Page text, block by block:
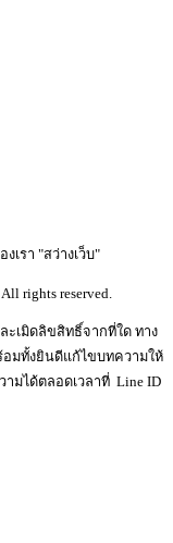
เรา "สว่างเว็บ"
rights reserved.
ะเมิดลิขสิทธิ์จากที่ใด ทาง
อมทั้งยินดีแก้ไขบทความให้
มได้ตลอดเวลาที่ Line ID